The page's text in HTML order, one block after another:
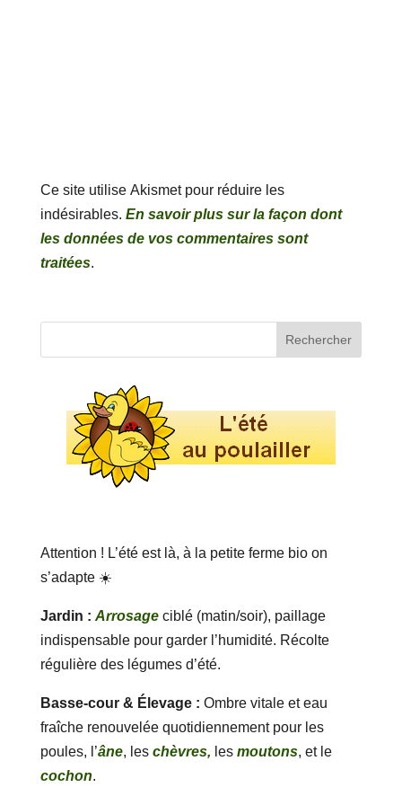
Ce site utilise Akismet pour réduire les
indésirables. En savoir plus sur la façon dont
les données de vos commentaires sont
traitées.
Attention ! L’été est là, à la petite ferme bio on
s’adapte ☀️
Jardin : Arrosageciblé (matin/soir), paillage
indispensable pour garder l’humidité. Récolte
régulière des légumes d’été.
Basse-cour & Élevage : Ombre vitale et eau
fraîche renouvelée quotidiennement pour les
poules, l’âne, les chèvres, les moutons, et le
cochon.